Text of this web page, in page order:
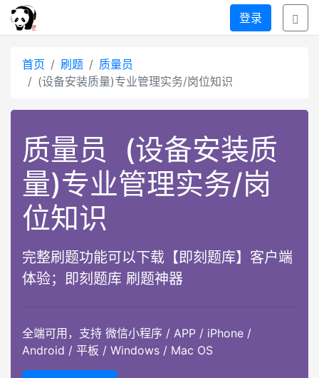
登录
首页 刷题
质量员
(设备安装质量)专业管理实务/岗位知识
质量员
(设备安装质
量)专业管理实务/岗
位知识
完整刷题功能可以下载【即刻题库】客户端
体验；即刻题库 刷题神器
全端可用，支持 微信小程序 / APP / iPhone /
Android / 平板 / Windows / Mac OS